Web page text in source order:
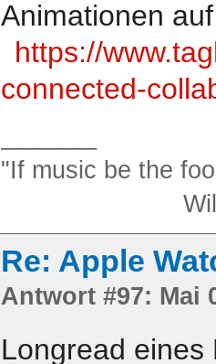
Animationen
https://
connected-
"If music be the
William
Re: Apple
Antwort #97: Mai
Longread eines